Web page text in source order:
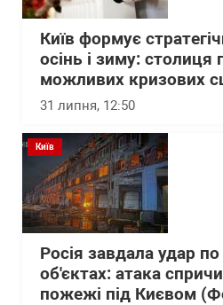
Київ формує
осінь і зиму: столиця
можливих кризових
31 липня, 12:50
Київ
Росія завдала удар по
об'єктах: атака
пожежі під Києвом